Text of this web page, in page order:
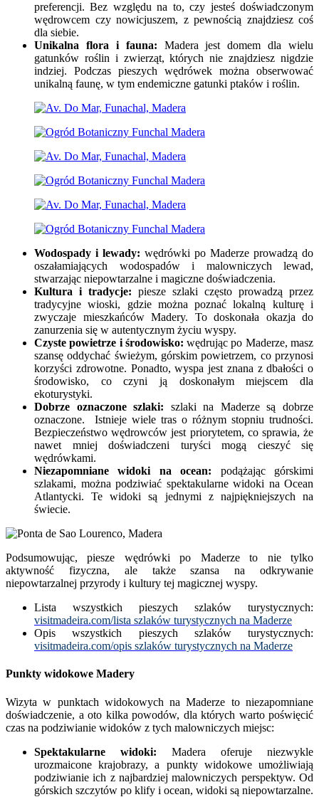
preferencji. Bez względu na to, czy jesteś doświadczonym
wędrowcem czy nowicjuszem, z pewnością znajdziesz coś
dla siebie.
Unikalna flora i fauna: Madera jest domem dla wielu
gatunków roślin i zwierząt, których nie znajdziesz nigdzie
indziej. Podczas pieszych wędrówek można obserwować
unikalną faunę, w tym endemiczne gatunki ptaków i roślin.
Wodospady i lewady: wędrówki po Maderze prowadzą do
oszałamiających wodospadów i malowniczych lewad,
stwarzając niepowtarzalne i magiczne doświadczenia.
Kultura i tradycje: piesze szlaki często prowadzą przez
tradycyjne wioski, gdzie można poznać lokalną kulturę i
zwyczaje mieszkańców Madery. To doskonała okazja do
zanurzenia się w autentycznym życiu wyspy.
Czyste powietrze i środowisko: wędrując po Maderze, masz
szansę oddychać świeżym, górskim powietrzem, co przynosi
korzyści zdrowotne. Ponadto, wyspa jest znana z dbałości o
środowisko, co czyni ją doskonałym miejscem dla
ekoturystyki.
Dobrze oznaczone szlaki: szlaki na Maderze są dobrze
oznaczone. Istnieje wiele tras o różnym stopniu trudności.
Bezpieczeństwo wędrowców jest priorytetem, co sprawia, że
nawet mniej doświadczeni turyści mogą cieszyć się
wędrówkami.
Niezapomniane widoki na ocean: podążając górskimi
szlakami, można podziwiać spektakularne widoki na Ocean
Atlantycki. Te widoki są jednymi z najpiękniejszych na
świecie.
Podsumowując, piesze wędrówki po Maderze to nie tylko
aktywność fizyczna, ale także szansa na odkrywanie
niepowtarzalnej przyrody i kultury tej magicznej wyspy.
Lista wszystkich pieszych szlaków turystycznych:
visitmadeira.com/lista szlaków turystycznych na Maderze
Opis wszystkich pieszych szlaków turystycznych:
visitmadeira.com/opis szlaków turystycznych na Maderze
Punkty widokowe Madery
Wizyta w punktach widokowych na Maderze to niezapomniane
doświadczenie, a oto kilka powodów, dla których warto poświęcić
czas na podziwianie widoków z tych malowniczych miejsc:
Spektakularne widoki: Madera oferuje niezwykle
urozmaicone krajobrazy, a punkty widokowe umożliwiają
podziwianie ich z najbardziej malowniczych perspektyw. Od
górskich szczytów po klify i ocean, widoki są niepowtarzalne.